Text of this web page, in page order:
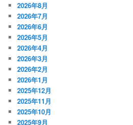
2026年8月
2026年7月
2026年6月
2026年5月
2026年4月
2026年3月
2026年2月
2026年1月
2025年12月
2025年11月
2025年10月
2025年9月